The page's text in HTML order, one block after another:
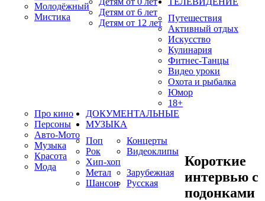
Молодёжный
Мистика
Детям от 6 лет
Детям от 12 лет Путешествия
Активный отдых
Искусство
Кулинария
Фитнес-Танцы
Видео уроки
Охота и рыбалка
Юмор
18+
Про кино
Персоны
Авто-Мото
Музыка
Красота
Мода
ДОКУМЕНТАЛЬНЫЕ
МУЗЫКА
Поп
Рок
Хип-хоп
Метал
Шансон
Концерты
Видеоклипы
Зарубежная
Русская
Короткие
интервью с
подонками